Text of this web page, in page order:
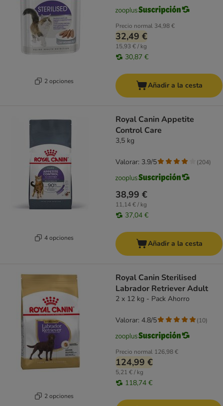
2 opciones
Precio normal 34,98 €
32,49 €
15,93 € / kg
30,87 €
Añadir a la cesta
4 opciones
Royal Canin Appetite
Control Care
3,5 kg
38,99 €
11,14 € / kg
37,04 €
Valorar: 3.9/5 (204)
Añadir a la cesta
2 opciones
Royal Canin Sterilised
Labrador Retriever Adult
2 x 12 kg - Pack Ahorro
Precio normal 126,98 €
124,99 €
5,21 € / kg
118,74 €
Valorar: 4.8/5 (10)